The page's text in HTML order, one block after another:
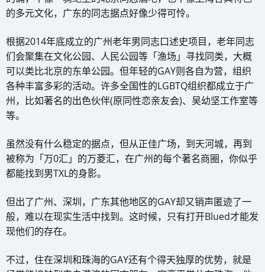
的多元文化，广东的同志据点好像少得可怜。
根据2014年底成立的广州老年男同志口述史项目，老年同志
们会聚集在文化公园、人民公园等「渔场」寻找同类，大概
可以类比北京的东单公园。但年轻的GAY则各自为营，组织
各种丰富多彩的活动。许多全国性的LGBTQ组织都成立于广
州，比如著名的出色伙伴(原同性恋亲友会)、吴幼坚工作室等
等。
虽然没有什么稳定的据点，但从正佳广场，到天河城，再到
被称为「万0汇」的万菱汇，在广州的每个著名商圈，你似乎
都能找到男TXL的身影。
但出了广州、深圳，广东其他地区的GAY却又销声匿迹了一
般，难以在现实生活中找到。这时候，只有打开Blued才能发
现他们的存在。
不过，住在深圳和珠海的GAY还有个得天独厚的优势，就是